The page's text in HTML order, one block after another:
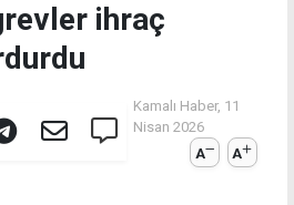
ihraç
Kamalı Haber, 11
Nisan 2026
A
A